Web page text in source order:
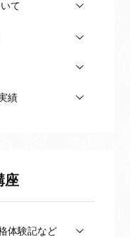
て
績
座
体験記など